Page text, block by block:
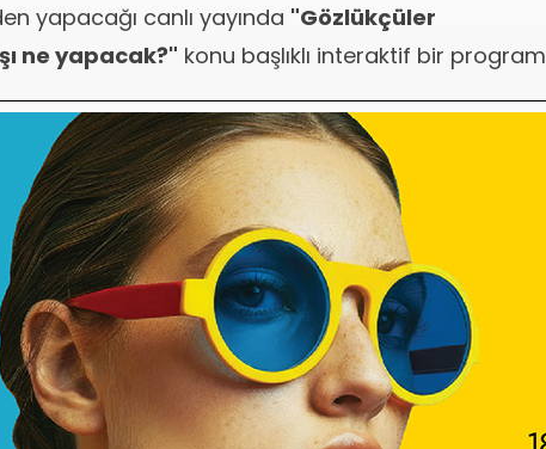
yapacağı canlı yayında "Gözlükçüler
ne yapacak?" konu başlıklı interaktif bir program
sorularıyla katılım sağlayabileceği söyleşi
15.00te başlayacaktır. Programı
sitesinin Facebook sitesinde bulunan beş
olarak izleyebilirsiniz.